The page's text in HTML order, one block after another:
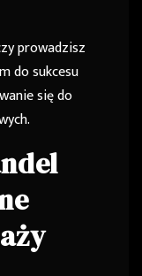
prowadzisz
do sukcesu
się do